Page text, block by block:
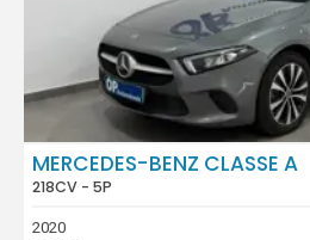
MERCEDES-BENZ CLASSE A
218CV - 5P
2020